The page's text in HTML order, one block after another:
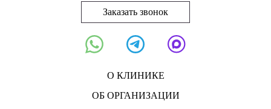
Заказать звонок
О КЛИНИКЕ
ОБ ОРГАНИЗАЦИИ